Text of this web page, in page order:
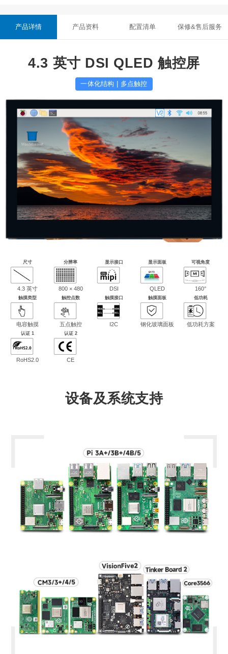
7英寸IPS电容
触摸带外壳
7英寸电容触摸
屏带外壳
摸屏（带摄像
摸屏（带摄像
头）
摸屏（带摄像
头）
7 英寸电容触
7 英寸电容触
摸屏（带外
7 英寸电容触
摸屏
7.9 英寸电容触
摸屏超长屏幕
8英寸电容触摸
摸屏（带摄像
头）
8英寸IPS电容
触摸
8.8 英寸电容触
10.1英寸IPS电
容触摸
13.3英寸高分
辨率电容触摸
13.3英寸高分
辨率电容触摸
屏
产品详情 产品资料 配置清单 保修&售后服务
4.3 英寸 DSI QLED 触控屏
一体化结构 | 多点触控
尺寸
4.3 英寸
分辨率
800 × 480
显示接口
DSI
显示面板
QLED
可视角度
160°
触摸类型
电容触摸
触控点数
五点触控
触摸接口
I2C
触摸面板
钢化玻璃面板
低功耗
低功耗方案
认证 1
RoHS2.0
认证 2
CE
设备及系统支持